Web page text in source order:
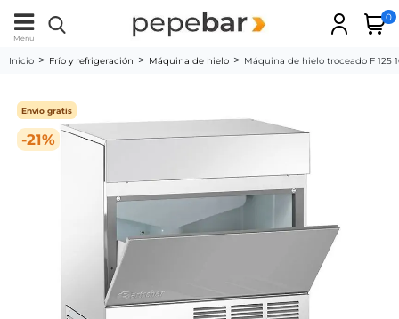
Menu
0
Inicio Frío y refrigeración Máquina de hielo Máquina de hielo troceado F 125
-21%
Envío gratis